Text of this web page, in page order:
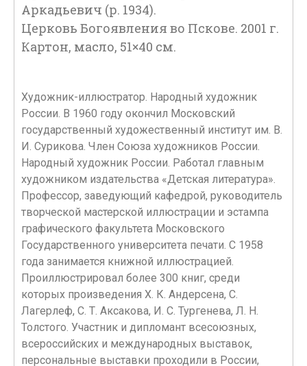
Аркадьевич (р. 1934).
Церковь Богоявления во Пскове. 2001 г.
Картон, масло, 51×40 см.
Художник-иллюстратор. Народный художник
России. В 1960 году окончил Московский
государственный художественный институт им. В.
И. Сурикова. Член Союза художников России.
Народный художник России. Работал главным
художником издательства «Детская литература».
Профессор, заведующий кафедрой, руководитель
творческой мастерской иллюстрации и эстампа
графического факультета Московского
Государственного университета печати. С 1958
года занимается книжной иллюстрацией.
Проиллюстрировал более 300 книг, среди
которых произведения X. К. Андерсена, С.
Лагерлеф, С. Т. Аксакова, И. С. Тургенева, Л. Н.
Толстого. Участник и дипломант всесоюзных,
всероссийских и международных выставок,
персональные выставки проходили в России,